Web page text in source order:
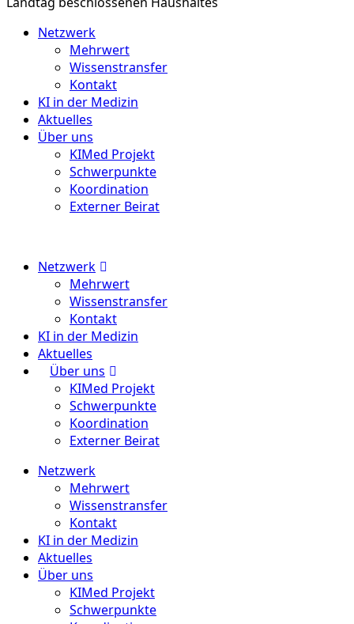
Netzwerk
Mehrwert
Wissenstransfer
Kontakt
KI in der Medizin
Aktuelles
Über uns
KIMed Projekt
Schwerpunkte
Koordination
Externer Beirat
Netzwerk
Mehrwert
Wissenstransfer
Kontakt
KI in der Medizin
Aktuelles
Über uns
KIMed Projekt
Schwerpunkte
Koordination
Externer Beirat
Netzwerk
Mehrwert
Wissenstransfer
Kontakt
KI in der Medizin
Aktuelles
Über uns
KIMed Projekt
Schwerpunkte